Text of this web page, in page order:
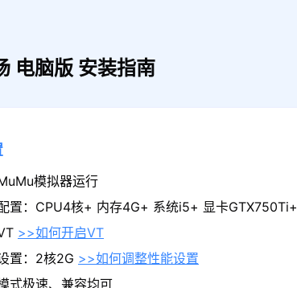
电脑版 安装指南
模拟器运行
置：CPU4核+ 内存4G+ 系统i5+ 显卡GTX750Ti+
>>如何开启VT
置：2核2G >>如何调整性能设置
式极速、兼容均可